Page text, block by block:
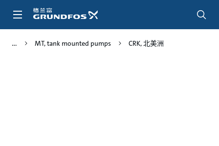
MT, tank mounted pumps CRK, 北美洲